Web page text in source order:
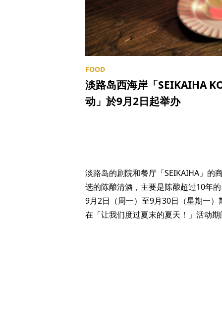
淡路岛西海岸「SEIKAIHA
动」於9月2日起举办
淡路岛的剧院和餐厅「SEIKAIHA」
选的陈酿清酒，主要是陈酿超过10年
9月2日（周一）至9月30日（星期一
在「让我们度过夏末的夏天！」活动